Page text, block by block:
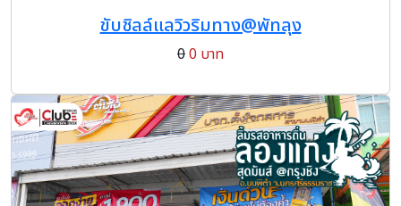
ขับชิลล์แลวิวริมทาง@พัทลุง
00 บาท